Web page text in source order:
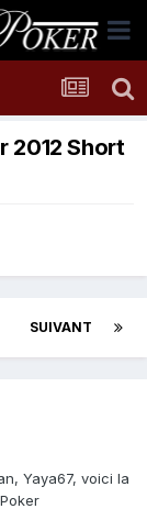
2012 Short
SUIVANT
Yaya67, voici la